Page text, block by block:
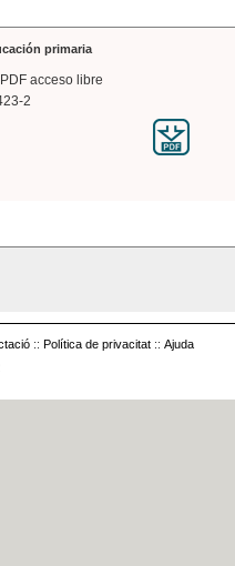
primaria
acceso libre
2
:: Política de privacitat :: Ajuda